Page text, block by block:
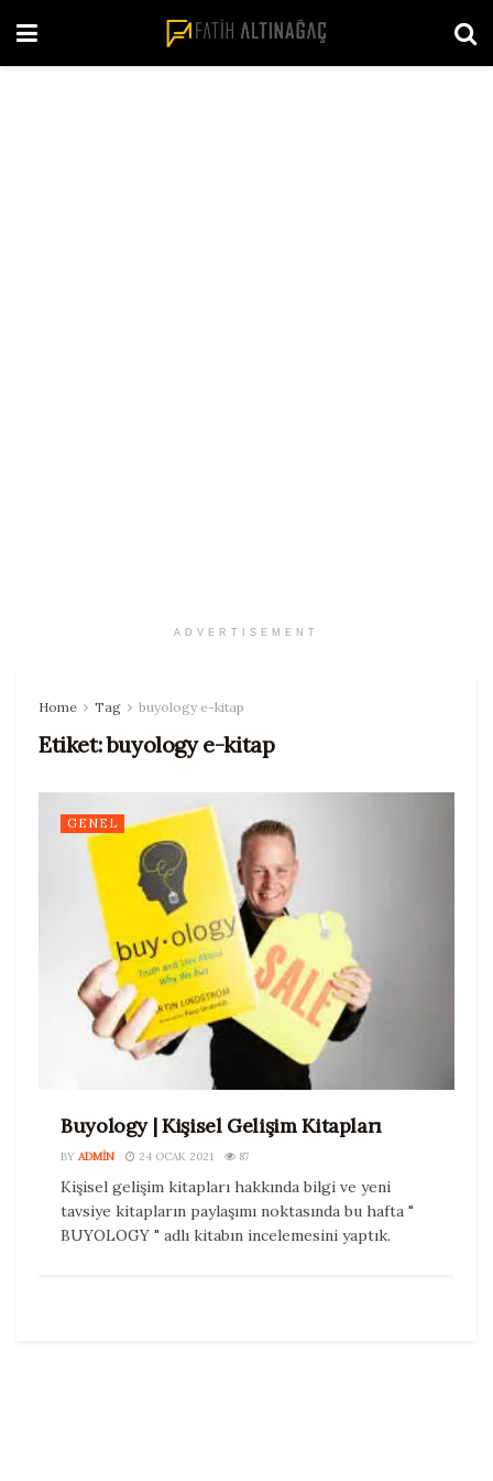
ADVERTISEMENT
Home Tag buyology e-kitap
Etiket:buyology e-kitap
GENEL
Buyology | Kişisel Gelişim Kitapları
BY ADMIN 24 OCAK 2021 87
Kişisel gelişim kitapları hakkında bilgi ve yeni
tavsiye kitapların paylaşımı noktasında bu hafta "
BUYOLOGY " adlı kitabın incelemesini yaptık.